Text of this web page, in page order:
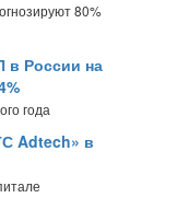
80%
в России на
года
Adtech» в